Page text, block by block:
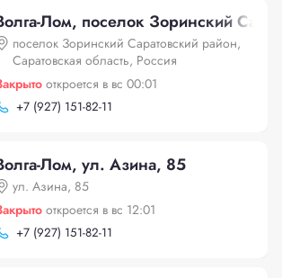
Лом, поселок Зоринский
поселок Зоринский Саратовский район,
Саратовская область, Россия
откроется в вс 00:01
+7 (927) 151-82-11
Лом, ул. Азина, 85
ул. Азина, 85
откроется в вс 12:01
+7 (927) 151-82-11